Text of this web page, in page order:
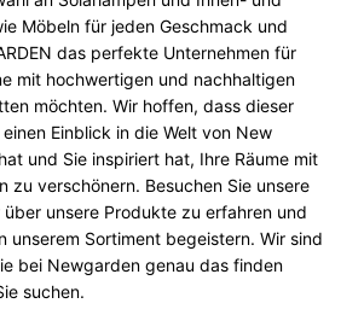
Möbeln für jeden Geschmack und
das perfekte Unternehmen für
mit hochwertigen und nachhaltigen
möchten. Wir hoffen, dass dieser
Einblick in die Welt von New
und Sie inspiriert hat, Ihre Räume mit
zu verschönern. Besuchen Sie unsere
über unsere Produkte zu erfahren und
unserem Sortiment begeistern. Wir sind
bei Newgarden genau das finden
suchen.